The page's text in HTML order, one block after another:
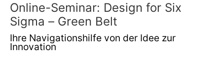
Online-Seminar: Design for Six
Sigma – Green Belt
Ihre Navigationshilfe von der Idee zur
Innovation